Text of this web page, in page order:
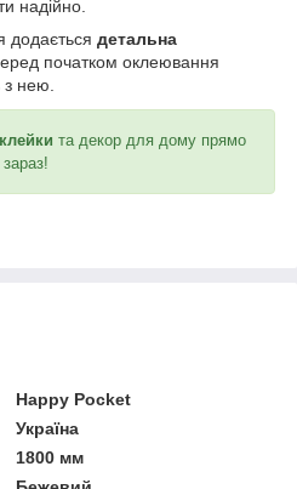
надійно.
додається детальна
початком оклеювання
нею.
та декор для дому прямо
зараз!
Happy Pocket
Україна
1800 мм